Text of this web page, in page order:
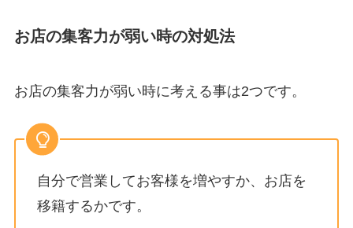
お店の集客力が弱い時の対処法
お店の集客力が弱い時に考える事は2つです。
自分で営業してお客様を増やすか、お店を
移籍するかです。